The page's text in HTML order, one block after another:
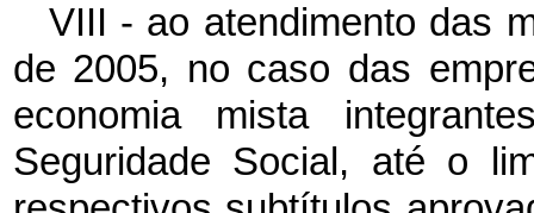
VIII - ao atendimento das
de 2005, no caso das
economia mista
Seguridade Social, até o